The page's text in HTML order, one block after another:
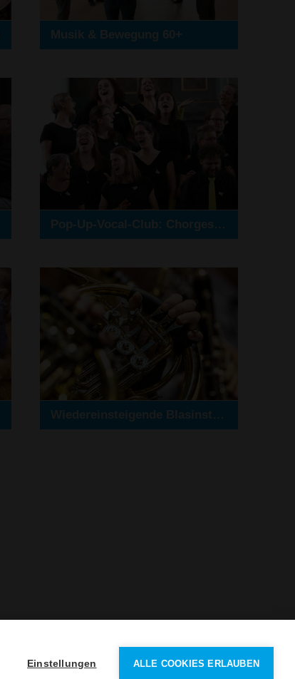
Einstellungen ALLE COOKIES ERLAUBEN
Musik & Bewegung 60+
Pop-Up-Vocal-Club: Chorgesang
Wiedereinsteigende Blasinstrumente Erwachsene